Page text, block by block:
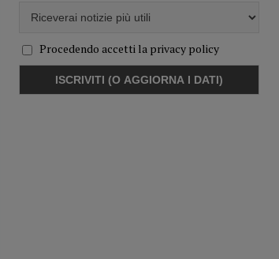
Procedendo accetti la privacy policy